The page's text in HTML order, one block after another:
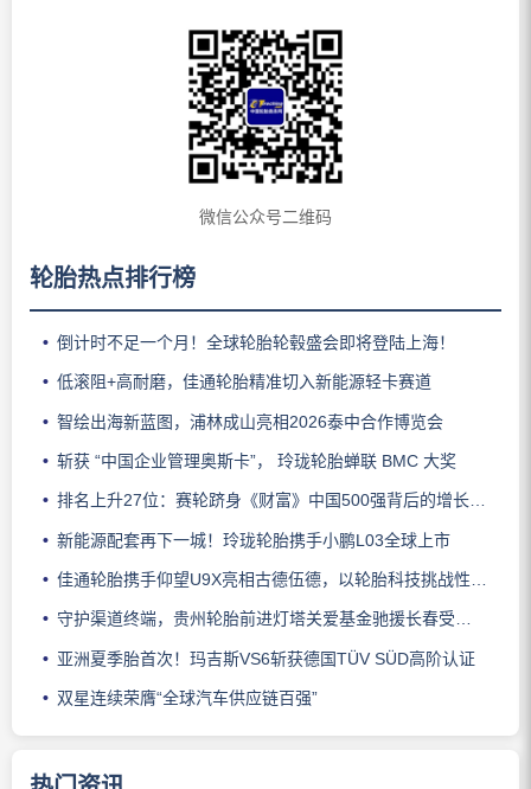
微信公众号二维码
轮胎热点排行榜
倒计时不足一个月！全球轮胎轮毂盛会即将登陆上海！
低滚阻+高耐磨，佳通轮胎精准切入新能源轻卡赛道
智绘出海新蓝图，浦林成山亮相2026泰中合作博览会
斩获 “中国企业管理奥斯卡”， 玲珑轮胎蝉联 BMC 大奖
排名上升27位：赛轮跻身《财富》中国500强背后的增长逻辑
新能源配套再下一城！玲珑轮胎携手小鹏L03全球上市
佳通轮胎携手仰望U9X亮相古德伍德，以轮胎科技挑战性能边界
守护渠道终端，贵州轮胎前进灯塔关爱基金驰援长春受灾门店
亚洲夏季胎首次！玛吉斯VS6斩获德国TÜV SÜD高阶认证
双星连续荣膺“全球汽车供应链百强”